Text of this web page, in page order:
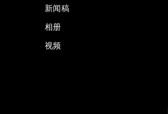
新闻稿
相册
视频